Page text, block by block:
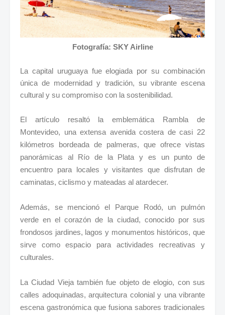
Fotografía: SKY Airline
La capital uruguaya fue elogiada por su combinación
única de modernidad y tradición, su vibrante escena
cultural y su compromiso con la sostenibilidad.
El artículo resaltó la emblemática Rambla de
Montevideo, una extensa avenida costera de casi 22
kilómetros bordeada de palmeras, que ofrece vistas
panorámicas al Río de la Plata y es un punto de
encuentro para locales y visitantes que disfrutan de
caminatas, ciclismo y mateadas al atardecer.
Además, se mencionó el Parque Rodó, un pulmón
verde en el corazón de la ciudad, conocido por sus
frondosos jardines, lagos y monumentos históricos, que
sirve como espacio para actividades recreativas y
culturales.
La Ciudad Vieja también fue objeto de elogio, con sus
calles adoquinadas, arquitectura colonial y una vibrante
escena gastronómica que fusiona sabores tradicionales